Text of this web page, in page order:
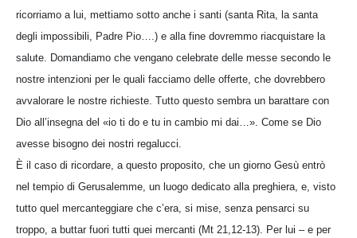
ricorriamo a lui, mettiamo sotto anche i santi (santa Rita, la santa
degli impossibili, Padre Pio….) e alla fine dovremmo riacquistare la
salute. Domandiamo che vengano celebrate delle messe secondo le
nostre intenzioni per le quali facciamo delle offerte, che dovrebbero
avvalorare le nostre richieste. Tutto questo sembra un barattare con
Dio all’insegna del «io ti do e tu in cambio mi dai…». Come se Dio
avesse bisogno dei nostri regalucci.
È il caso di ricordare, a questo proposito, che un giorno Gesù entrò
nel tempio di Gerusalemme, un luogo dedicato alla preghiera, e, visto
tutto quel mercanteggiare che c’era, si mise, senza pensarci su
troppo, a buttar fuori tutti quei mercanti (Mt 21,12-13). Per lui – e per